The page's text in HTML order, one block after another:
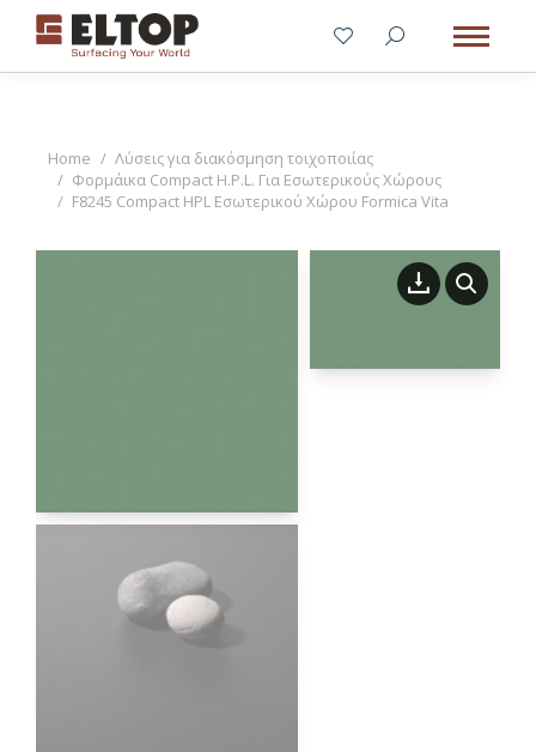
You are here:
Home
Λύσεις για διακόσμηση τοιχοποιίας
Φορμάικα Compact H.P.L. Για Εσωτερικούς Χώρους
F8245 Compact HPL Εσωτερικού Χώρου Formica Vita